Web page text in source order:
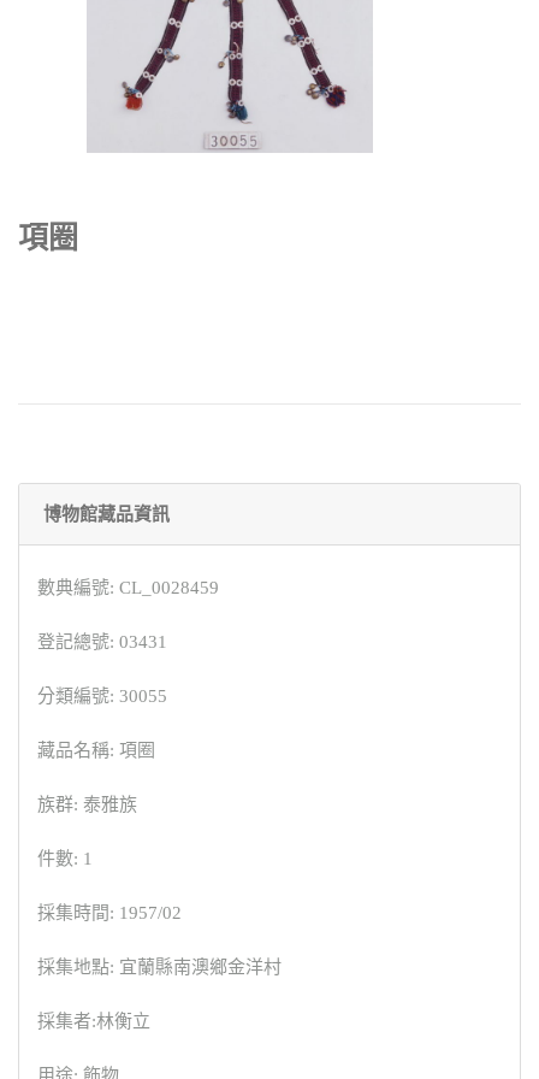
項圈
博物館藏品資訊
數典編號: CL_0028459
登記總號: 03431
分類編號: 30055
藏品名稱: 項圈
族群: 泰雅族
件數: 1
採集時間: 1957/02
採集地點: 宜蘭縣南澳鄉金洋村
採集者:林衡立